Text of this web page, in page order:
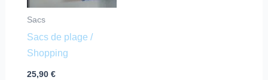
Sacs
Sacs de plage /
Shopping
25,90 €
Les
options
peuvent
être
choisies